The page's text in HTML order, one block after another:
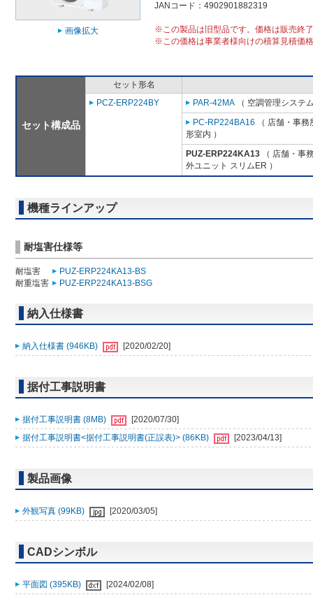
画像拡大
JANコード：4902901882319
※この製品は旧型品です。価格は販売終
※この価格は事業者様向けの積算見積価
セット構成品
セット形名
PCZ-ERP224BY
PAR-42MA （ 空調管理システ
PC-RP224BA16 （ 店舗・事
形室内 ）
PUZ-ERP224KA13 （ 店舗・事
外ユニット スリムER ）
機種ラインアップ
耐塩害仕様等
耐塩害
PUZ-ERP224KA13-BS
耐重塩害
PUZ-ERP224KA13-BSG
納入仕様書
納入仕様書 (946KB) [2020/02/20]
据付工事説明書
据付工事説明書 (8MB)
[2020/07/30]
据付工事説明書<据付工事説明書(正誤表)> (86KB)
[2023/04/13]
製品画像
外観写真 (99KB) [2020/03/05]
CADシンボル
平面図 (395KB)
[2024/02/08]